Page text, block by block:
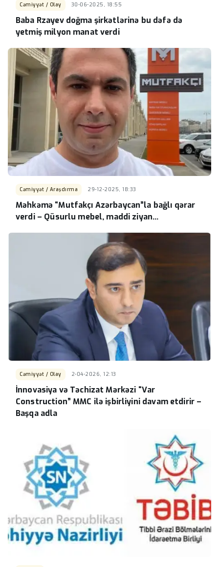
Cəmiyyət / Olay 30-06-2025, 18:55
Baba Rzayev doğma şirkətlərinə bu dəfə də
yetmiş milyon manat verdi
Cəmiyyət / Araşdırma 29-12-2025, 18:33
Məhkəmə “Mutfakçı Azərbaycan”la bağlı qərar
verdi – Qüsurlu mebel, maddi ziyan…
Cəmiyyət / Olay 2-04-2026, 12:13
İnnovasiya və Təchizat Mərkəzi “Var
Construction” MMC ilə işbirliyini davam etdirir –
Başqa adla